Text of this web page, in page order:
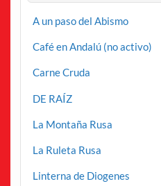
A un paso del Abismo
Café en Andalú (no activo)
Carne Cruda
DE RAÍZ
La Montaña Rusa
La Ruleta Rusa
Linterna de Diogenes